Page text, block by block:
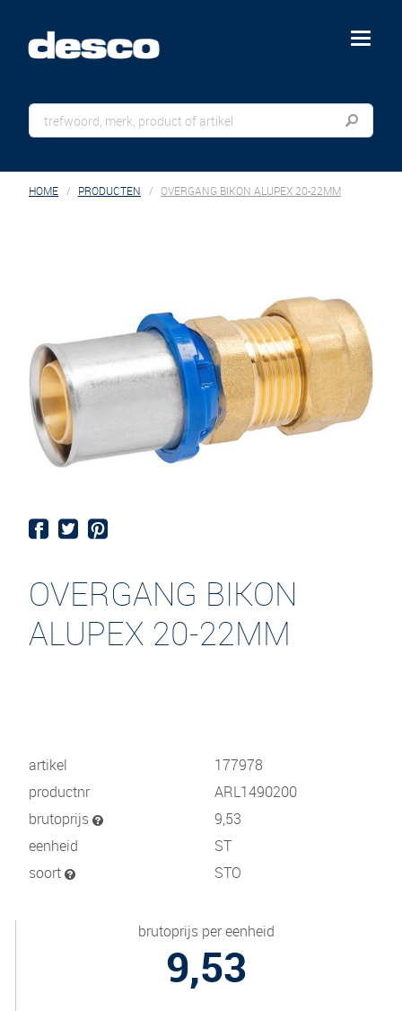
menu
HOME PRODUCTEN OVERGANG BIKON ALUPEX 20-22MM
OVERGANG BIKON
ALUPEX 20-22MM
artikel
177978
productnr
ARL1490200
brutoprijs
9,53
eenheid
ST
soort
STO
brutoprijs per eenheid
9,53